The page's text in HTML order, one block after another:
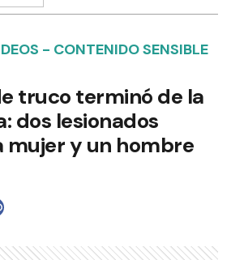
- CONTENIDO SENSIBLE
truco terminó de la
dos lesionados
mujer y un hombre